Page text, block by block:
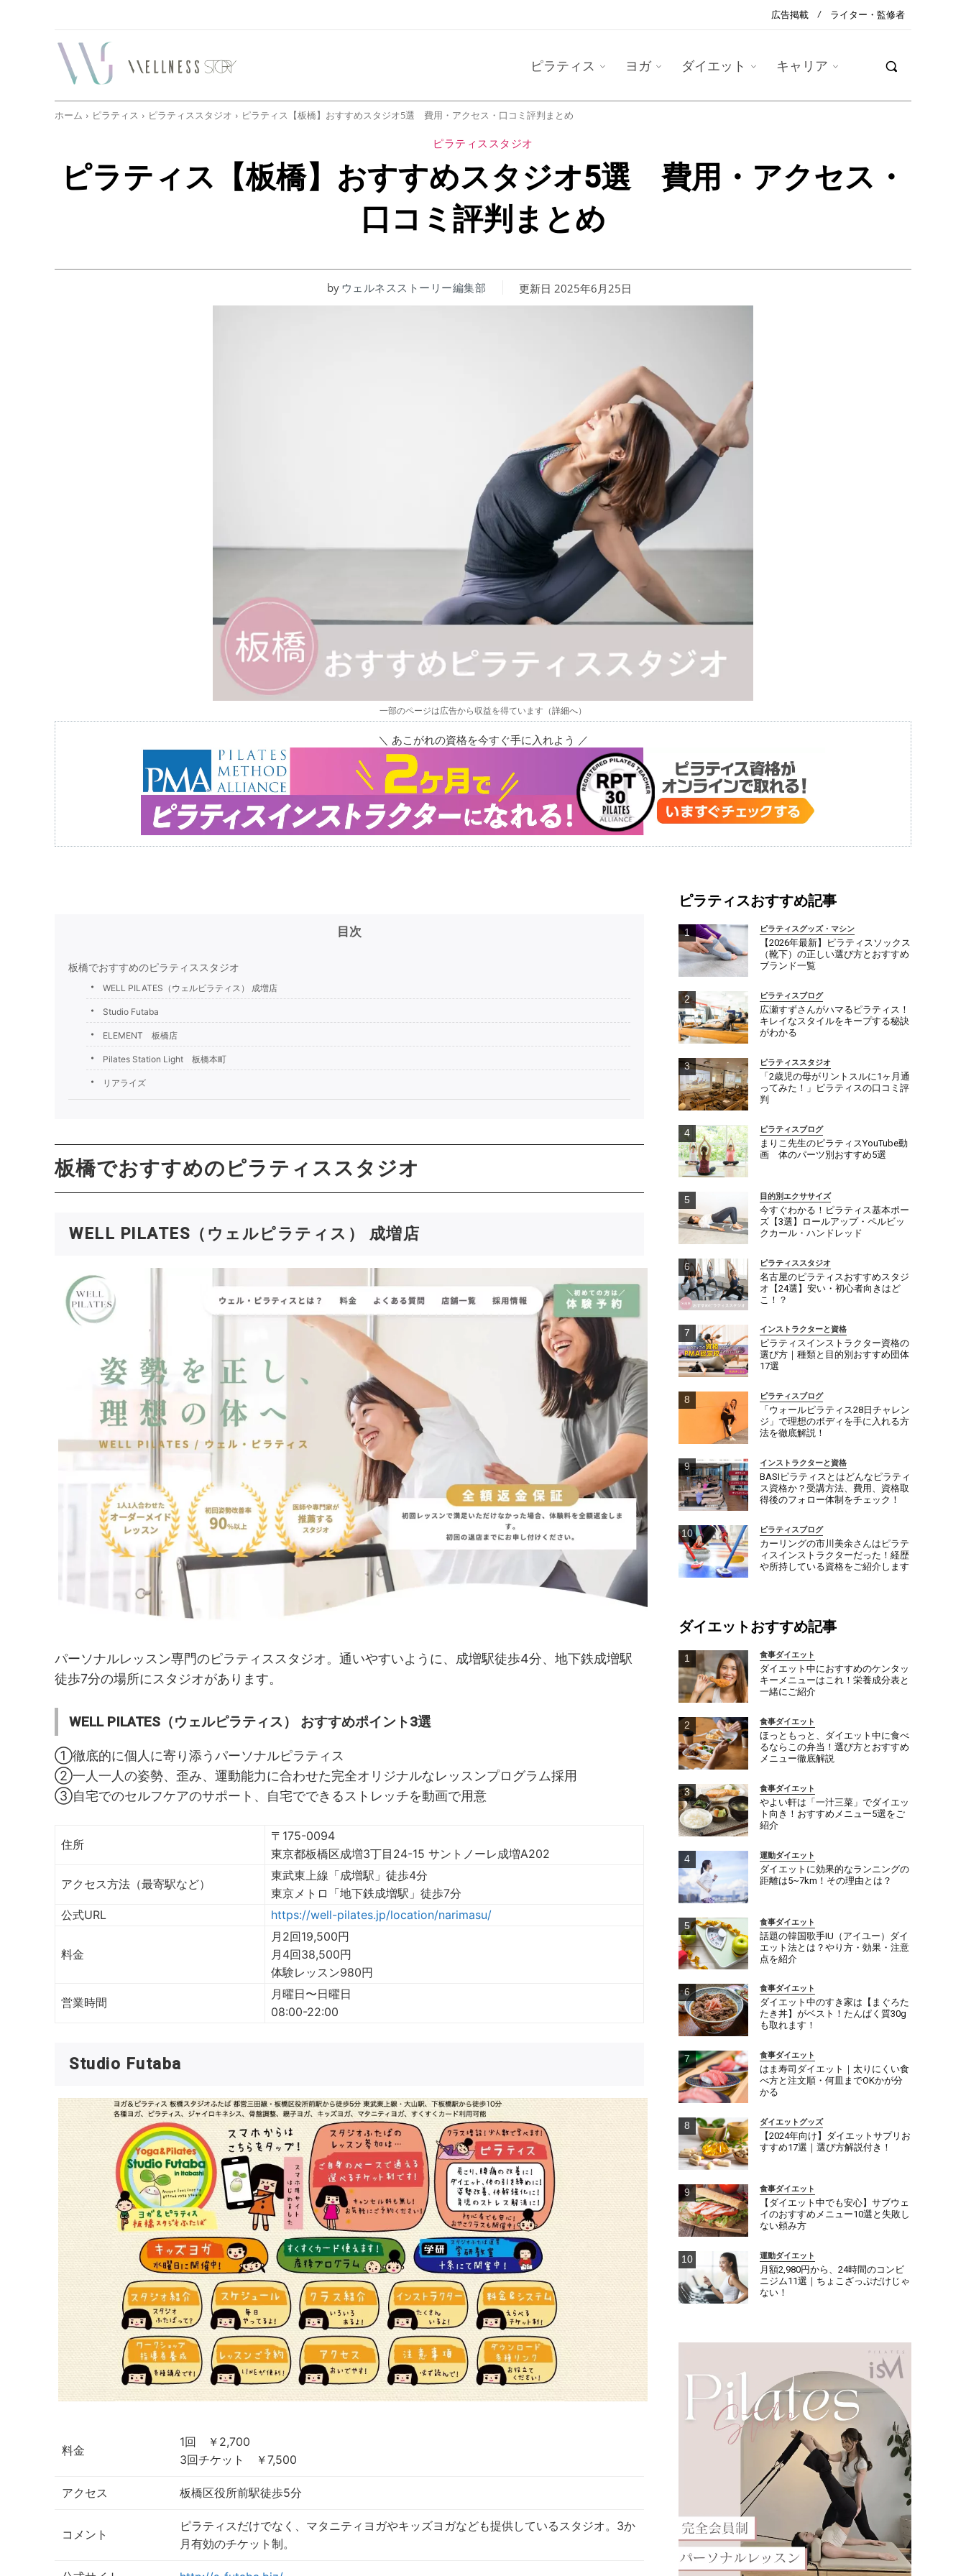
広告掲載 ライター・監修者
ピラティス ヨガ ダイエット キャリア
ホーム ピラティス ピラティススタジオ ピラティス【板橋】おすすめスタジオ5選 費用・アクセス・口コミ評判まとめ
ピラティススタジオ
ピラティス【板橋】おすすめスタジオ5選 費用・アクセス・
口コミ評判まとめ
by ウェルネスストーリー編集部 更新日2025年6月25日
一部のページは広告から収益を得ています（詳細へ）
＼ あこがれの資格を今すぐ手に入れよう ／
目次
板橋でおすすめのピラティススタジオ
WELL PILATES（ウェルピラティス） 成増店
Studio Futaba
ELEMENT 板橋店
Pilates Station Light 板橋本町
リアライズ
板橋でおすすめのピラティススタジオ
WELL PILATES（ウェルピラティス） 成増店
パーソナルレッスン専門のピラティススタジオ。通いやすいように、成増駅徒歩4分、地下鉄成増駅
徒歩7分の場所にスタジオがあります。
WELL PILATES（ウェルピラティス） おすすめポイント3選
①徹底的に個人に寄り添うパーソナルピラティス
②一人一人の姿勢、歪み、運動能力に合わせた完全オリジナルなレッスンプログラム採用
③自宅でのセルフケアのサポート、自宅でできるストレッチを動画で用意
住所
〒175-0094
東京都板橋区成増3丁目24-15 サントノーレ成増A202
アクセス方法（最寄駅など）
東武東上線「成増駅」徒歩4分
東京メトロ「地下鉄成増駅」徒歩7分
公式URL
https://well-pilates.jp/location/narimasu/
料金
月2回19,500円
月4回38,500円
体験レッスン980円
営業時間
月曜日〜日曜日
08:00-22:00
Studio Futaba
料金
1回 ￥2,700
3回チケット ￥7,500
アクセス 板橋区役所前駅徒歩5分
コメント
ピラティスだけでなく、マタニティヨガやキッズヨガなども提供しているスタジオ。3か
月有効のチケット制。
ピラティスおすすめ記事
ピラティスグッズ・マシン
【2026年最新】ピラティスソックス
（靴下）の正しい選び方とおすすめ
ブランド一覧
ピラティスブログ
広瀬すずさんがハマるピラティス！
キレイなスタイルをキープする秘訣
がわかる
ピラティススタジオ
「2歳児の母がリントスルに1ヶ月通
ってみた！」ピラティスの口コミ評
判
ピラティスブログ
まりこ先生のピラティスYouTube動
画 体のパーツ別おすすめ5選
目的別エクササイズ
今すぐわかる！ピラティス基本ポー
ズ【3選】ロールアップ・ペルビッ
クカール・ハンドレッド
ピラティススタジオ
名古屋のピラティスおすすめスタジ
オ【24選】安い・初心者向きはど
こ！？
インストラクターと資格
ピラティスインストラクター資格の
選び方｜種類と目的別おすすめ団体
17選
ピラティスブログ
「ウォールピラティス28日チャレン
ジ」で理想のボディを手に入れる方
法を徹底解説！
インストラクターと資格
BASIピラティスとはどんなピラティ
ス資格か？受講方法、費用、資格取
得後のフォロー体制をチェック！
ピラティスブログ
カーリングの市川美余さんはピラテ
ィスインストラクターだった！経歴
や所持している資格をご紹介します
ダイエットおすすめ記事
食事ダイエット
ダイエット中におすすめのケンタッ
キーメニューはこれ！栄養成分表と
一緒にご紹介
食事ダイエット
ほっともっと、ダイエット中に食べ
るならこの弁当！選び方とおすすめ
メニュー徹底解説
食事ダイエット
やよい軒は「一汁三菜」でダイエッ
ト向き！おすすめメニュー5選をご
紹介
運動ダイエット
ダイエットに効果的なランニングの
距離は5~7km！その理由とは？
食事ダイエット
話題の韓国歌手IU（アイユー）ダイ
エット法とは？やり方・効果・注意
点を紹介
食事ダイエット
ダイエット中のすき家は【まぐろた
たき丼】がベスト！たんぱく質30g
も取れます！
食事ダイエット
はま寿司ダイエット｜太りにくい食
べ方と注文順・何皿までOKかが分
かる
ダイエットグッズ
【2024年向け】ダイエットサプリお
すすめ17選｜選び方解説付き！
食事ダイエット
【ダイエット中でも安心】サブウェ
イのおすすめメニュー10選と失敗し
ない頼み方
運動ダイエット
月額2,980円から、24時間のコンビ
ニジム11選｜ちょこざっぷだけじゃ
ない！